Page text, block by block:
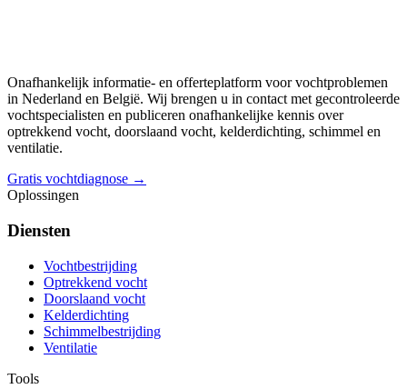
Onafhankelijk informatie- en offerteplatform voor vochtproblemen
in Nederland en België. Wij brengen u in contact met gecontroleerde
vochtspecialisten en publiceren onafhankelijke kennis over
optrekkend vocht, doorslaand vocht, kelderdichting, schimmel en
ventilatie.
Gratis vochtdiagnose →
Oplossingen
Diensten
Vochtbestrijding
Optrekkend vocht
Doorslaand vocht
Kelderdichting
Schimmelbestrijding
Ventilatie
Tools